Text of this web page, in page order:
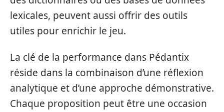
lexicales, peuvent aussi offrir des outils
utiles pour enrichir le jeu.
La clé de la performance dans Pédantix
réside dans la combinaison d’une réflexion
analytique et d’une approche démonstrative.
Chaque proposition peut être une occasion